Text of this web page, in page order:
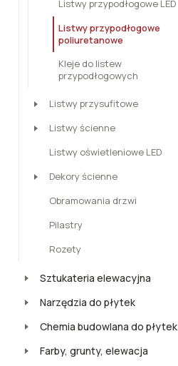
Listwy przypodłogowe LED
Listwy przypodłogowe
poliuretanowe
Kleje do listew
przypodłogowych
Listwy przysufitowe
Listwy ścienne
Listwy oświetleniowe LED
Dekory ścienne
Obramowania drzwi
Pilastry
Rozety
Sztukateria elewacyjna
Narzędzia do płytek
Chemia budowlana do płytek
Farby, grunty, elewacja
Uwaga